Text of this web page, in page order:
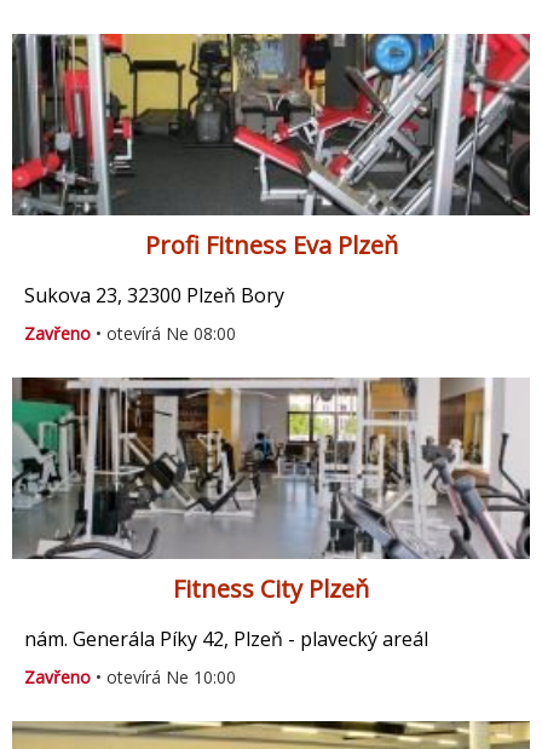
Profi Fitness Eva Plzeň
Sukova 23, 32300 Plzeň Bory
Zavřeno • otevírá Ne 08:00
Fitness City Plzeň
nám. Generála Píky 42, Plzeň - plavecký areál
Zavřeno • otevírá Ne 10:00